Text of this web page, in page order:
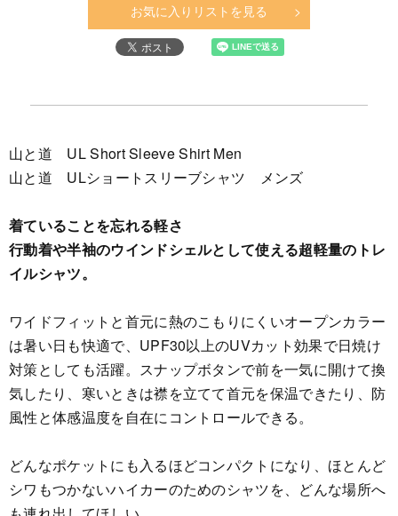
お気に入りリストを見る
山と道 UL Short Sleeve Shirt Men
山と道 ULショートスリーブシャツ メンズ
着ていることを忘れる軽さ
行動着や半袖のウインドシェルとして使える超軽量のトレ
イルシャツ。
ワイドフィットと首元に熱のこもりにくいオープンカラー
は暑い日も快適で、UPF30以上のUVカット効果で日焼け
対策としても活躍。スナップボタンで前を一気に開けて換
気したり、寒いときは襟を立てて首元を保温できたり、防
風性と体感温度を自在にコントロールできる。
どんなポケットにも入るほどコンパクトになり、ほとんど
シワもつかないハイカーのためのシャツを、どんな場所へ